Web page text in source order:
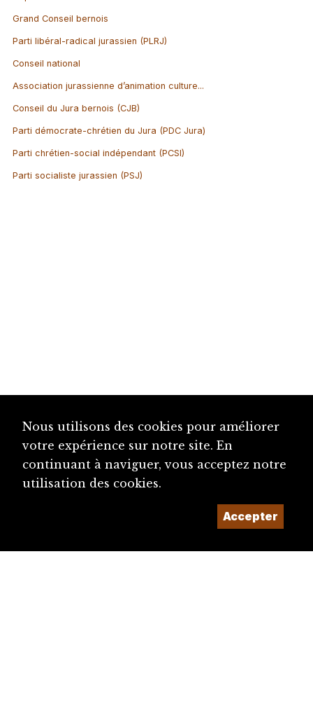
Grand Conseil bernois
Parti libéral-radical jurassien (PLRJ)
Conseil national
Association jurassienne d’animation culture...
Conseil du Jura bernois (CJB)
Parti démocrate-chrétien du Jura (PDC Jura)
Parti chrétien-social indépendant (PCSI)
Parti socialiste jurassien (PSJ)
Nous utilisons des cookies pour améliorer
votre expérience sur notre site. En
continuant à naviguer, vous acceptez notre
utilisation des cookies.
Accepter